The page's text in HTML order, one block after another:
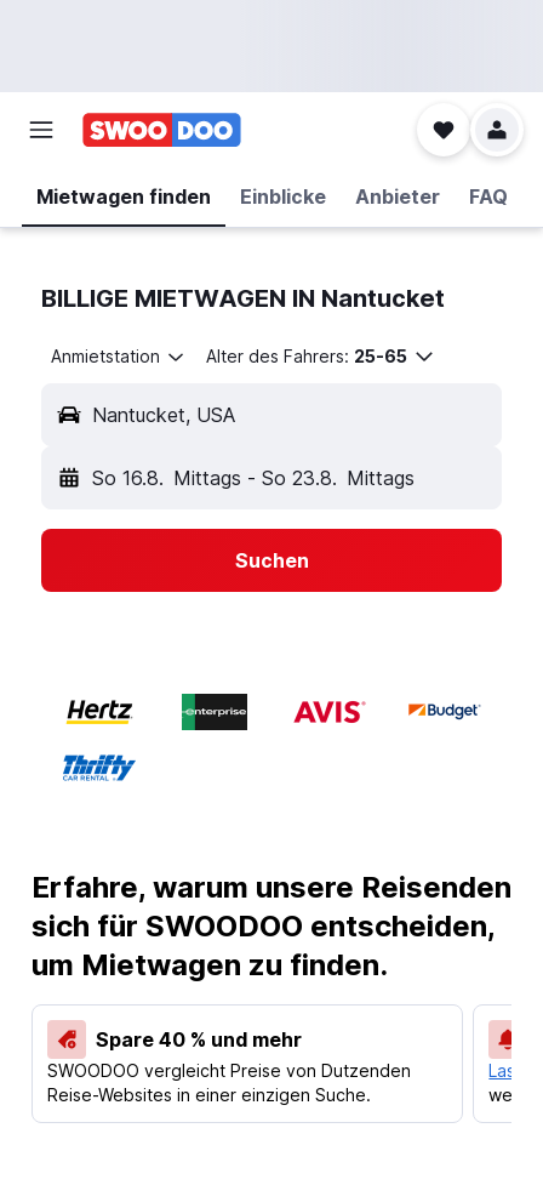
Mietwagen finden Einblicke Anbieter FAQ
BILLIGE MIETWAGEN IN Nantucket
Anmietstation Alter des Fahrers: 25-65
Nantucket, USA
So 16.8. Mittags - So 23.8. Mittags
Suchen
Erfahre, warum unsere Reisenden
sich für SWOODOO entscheiden,
um Mietwagen zu finden.
Spare 40 % und mehr
SWOODOO vergleicht Preise von Dutzenden
Reise-Websites in einer einzigen Suche.
Lass